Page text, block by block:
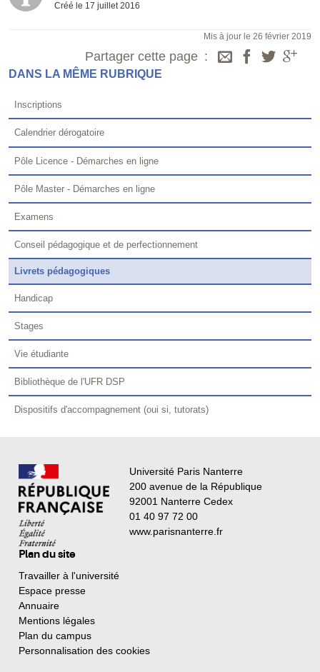
Créé le 17 juillet 2016
Mis à jour le 26 février 2019
Partager cette page
DANS LA MÊME RUBRIQUE
Inscriptions
Calendrier dérogatoire
Pôle Licence - Démarches en ligne
Pôle Master - Démarches en ligne
Examens
Conseil pédagogique et de perfectionnement
Livrets pédagogiques
Handicap
Stages
Vie étudiante
Bibliothèque de l'UFR DSP
Dispositifs d'accompagnement (oui si, tutorats)
Université Paris Nanterre
200 avenue de la République
92001 Nanterre Cedex
01 40 97 72 00
www.parisnanterre.fr
Plan du site
Travailler à l'université
Espace presse
Annuaire
Mentions légales
Plan du campus
Personnalisation des cookies